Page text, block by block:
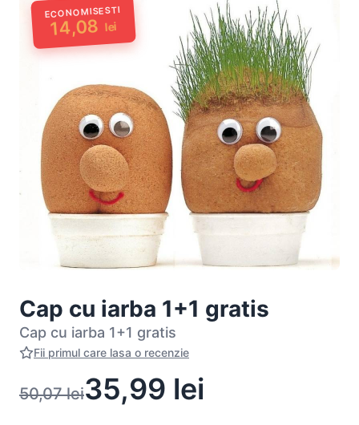
ECONOMISESTI
14,08 lei
Cap cu iarba 1+1 gratis
Cap cu iarba 1+1 gratis
Fii primul care lasa o recenzie
50,07lei35,99 lei